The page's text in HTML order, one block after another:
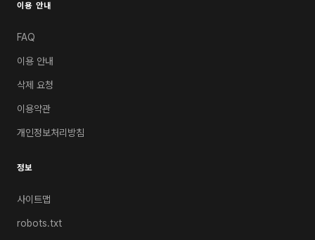
이용 안내
FAQ
이용 안내
삭제 요청
이용약관
개인정보처리방침
정보
사이트맵
robots.txt